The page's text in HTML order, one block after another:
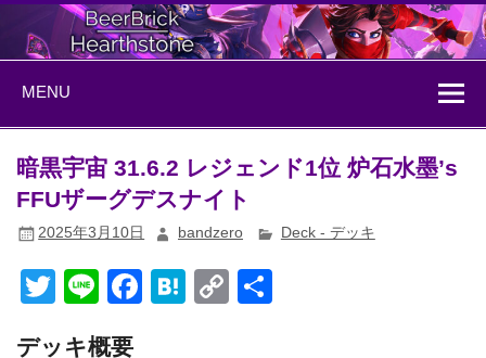
Skip
content
BeerBrick
Hearthstone
MENU
暗黒宇宙 31.6.2 レジェンド1位 炉石水墨’s
FFUザーグデスナイト
2025年3月10日 bandzero Deck - デッキ
T
Li
F
H
C
デッキ概要